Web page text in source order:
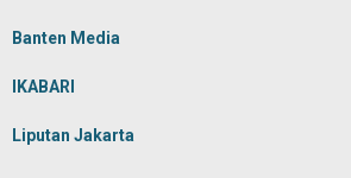
Banten Media
IKABARI
Liputan Jakarta